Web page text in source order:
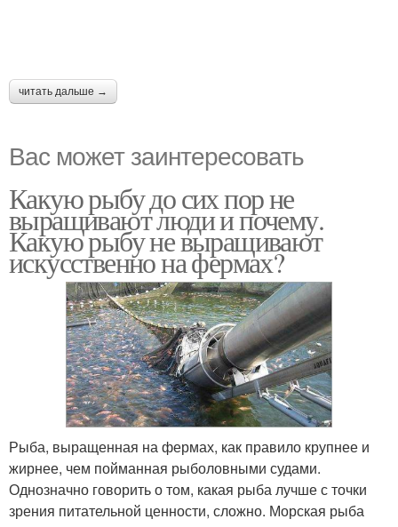
читать дальше →
Вас может заинтересовать
Какую рыбу до сих пор не
выращивают люди и почему.
Какую рыбу не выращивают
искусственно на фермах?
Рыба, выращенная на фермах, как правило крупнее и
жирнее, чем пойманная рыболовными судами.
Однозначно говорить о том, какая рыба лучше с точки
зрения питательной ценности, сложно. Морская рыба